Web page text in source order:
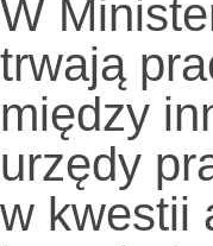
W
trwają
między
urzędy
w kwestii